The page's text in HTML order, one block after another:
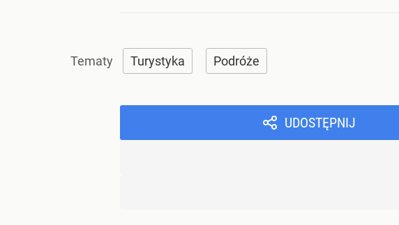
Turystyka Podróże
UDOSTĘPNIJ